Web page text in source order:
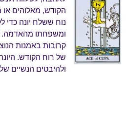
הקודש, מאלוהים או
נוח ששלח יונה כדי
ומשפחתו מהאדמה.
קרובות באמנות
של רוח הקודש.
ולהיבטים הנשיים